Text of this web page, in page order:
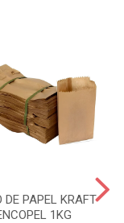
DE PAPEL KRAFT
1KG